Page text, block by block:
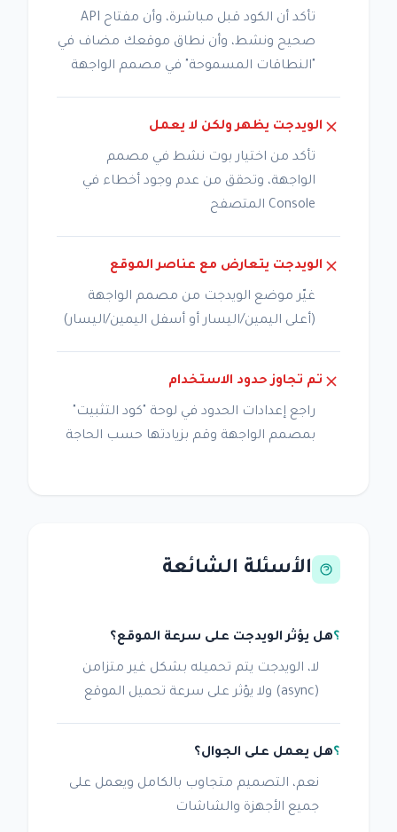
تأكد أن الكود قبل مباشرة، وأن مفتاح API
صحيح ونشط، وأن نطاق موقعك مضاف في
"النطاقات المسموحة" في مصمم الواجهة
الويدجت يظهر ولكن لا يعمل
تأكد من اختيار بوت نشط في مصمم
الواجهة، وتحقق من عدم وجود أخطاء في
Console المتصفح
الويدجت يتعارض مع عناصر الموقع
غيّر موضع الويدجت من مصمم الواجهة
(أعلى اليمين/اليسار أو أسفل اليمين/اليسار)
تم تجاوز حدود الاستخدام
راجع إعدادات الحدود في لوحة "كود التثبيت"
بمصمم الواجهة وقم بزيادتها حسب الحاجة
الأسئلة الشائعة
هل يؤثر الويدجت على سرعة الموقع؟
لا، الويدجت يتم تحميله بشكل غير متزامن
(async) ولا يؤثر على سرعة تحميل الموقع
هل يعمل على الجوال؟
نعم، التصميم متجاوب بالكامل ويعمل على
جميع الأجهزة والشاشات